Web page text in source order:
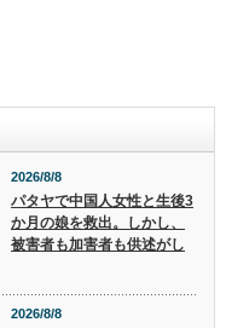
2026/8/8
パタヤで中国人女性と生後3
か月の娘を救出。しかし、
被害者も加害者も供述がし
2026/8/8